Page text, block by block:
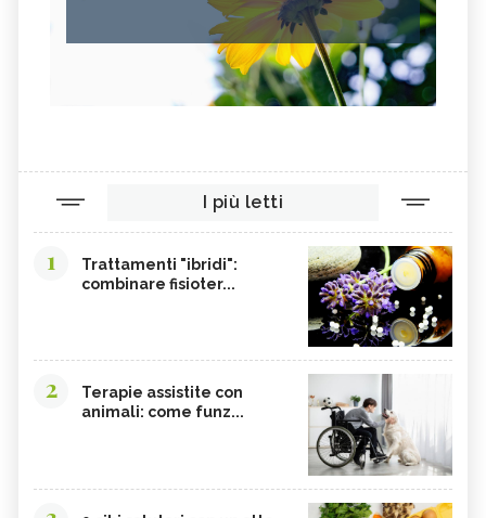
I più letti
1
Trattamenti "ibridi":
combinare fisioter...
2
Terapie assistite con
animali: come funz...